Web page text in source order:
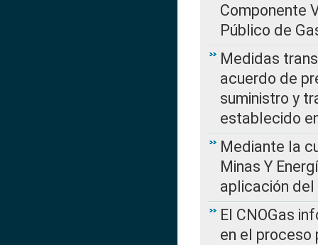
Componente
Público de
Medidas
acuerdo de
suministro y
establecido
Mediante la
Minas Y
aplicación
El CNOGas
en el proceso